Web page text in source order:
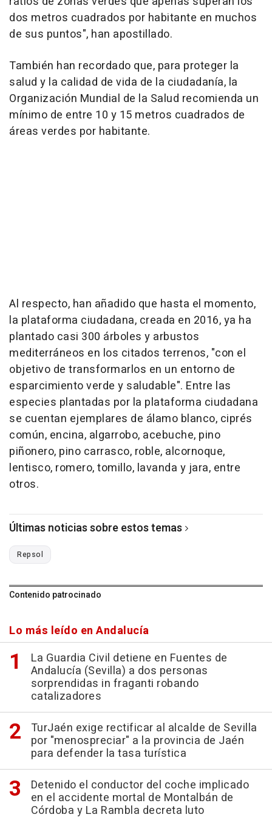
dos metros cuadrados por habitante en muchos
de sus puntos", han apostillado.
También han recordado que, para proteger la
salud y la calidad de vida de la ciudadanía, la
Organización Mundial de la Salud recomienda un
mínimo de entre 10 y 15 metros cuadrados de
áreas verdes por habitante.
Al respecto, han añadido que hasta el momento,
la plataforma ciudadana, creada en 2016, ya ha
plantado casi 300 árboles y arbustos
mediterráneos en los citados terrenos, "con el
objetivo de transformarlos en un entorno de
esparcimiento verde y saludable". Entre las
especies plantadas por la plataforma ciudadana
se cuentan ejemplares de álamo blanco, ciprés
común, encina, algarrobo, acebuche, pino
piñonero, pino carrasco, roble, alcornoque,
lentisco, romero, tomillo, lavanda y jara, entre
otros.
Últimas noticias sobre estos temas
Repsol
Contenido patrocinado
Lo más leído en Andalucía
La Guardia Civil detiene en Fuentes de
Andalucía (Sevilla) a dos personas
sorprendidas in fraganti robando
catalizadores
TurJaén exige rectificar al alcalde de Sevilla
por "menospreciar" a la provincia de Jaén
para defender la tasa turística
Detenido el conductor del coche implicado
en el accidente mortal de Montalbán de
Córdoba y La Rambla decreta luto